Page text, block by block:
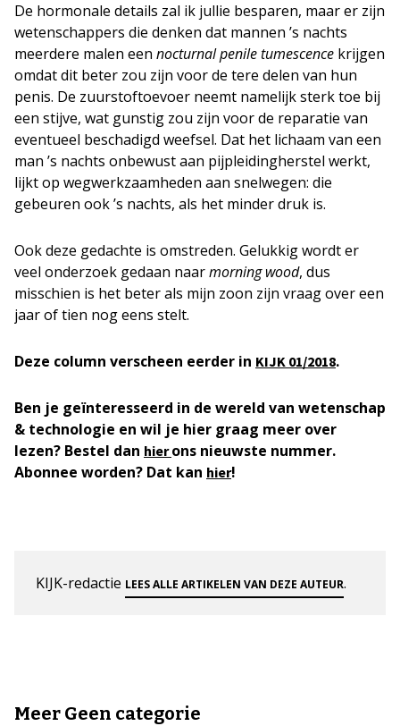
De hormonale details zal ik jullie besparen, maar er zijn
wetenschappers die denken dat mannen ’s nachts
meerdere malen een nocturnal penile tumescence krijgen
omdat dit beter zou zijn voor de tere delen van hun
penis. De zuurstoftoevoer neemt namelijk sterk toe bij
een stijve, wat gunstig zou zijn voor de reparatie van
eventueel beschadigd weefsel. Dat het lichaam van een
man ’s nachts onbewust aan pijpleidingherstel werkt,
lijkt op wegwerkzaamheden aan snelwegen: die
gebeuren ook ’s nachts, als het minder druk is.
Ook deze gedachte is omstreden. Gelukkig wordt er
veel onderzoek gedaan naarmorning wood, dus
misschien is het beter als mijn zoon zijn vraag over een
jaar of tien nog eens stelt.
Deze column verscheen eerder in KIJK 01/2018.
Ben je geïnteresseerd in de wereld van wetenschap
& technologie en wil je hier graag meer over
lezen? Bestel dan hierons nieuwste nummer.
Abonnee worden? Dat kan hier!
KIJK-redactie LEES ALLE ARTIKELEN VAN DEZE AUTEUR.
Meer Geen categorie